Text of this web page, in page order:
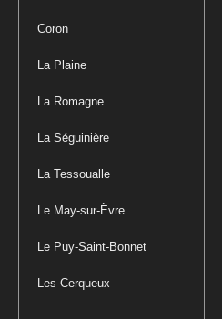
Coron
La Plaine
La Romagne
La Séguinière
La Tessoualle
Le May-sur-Èvre
Le Puy-Saint-Bonnet
Les Cerqueux